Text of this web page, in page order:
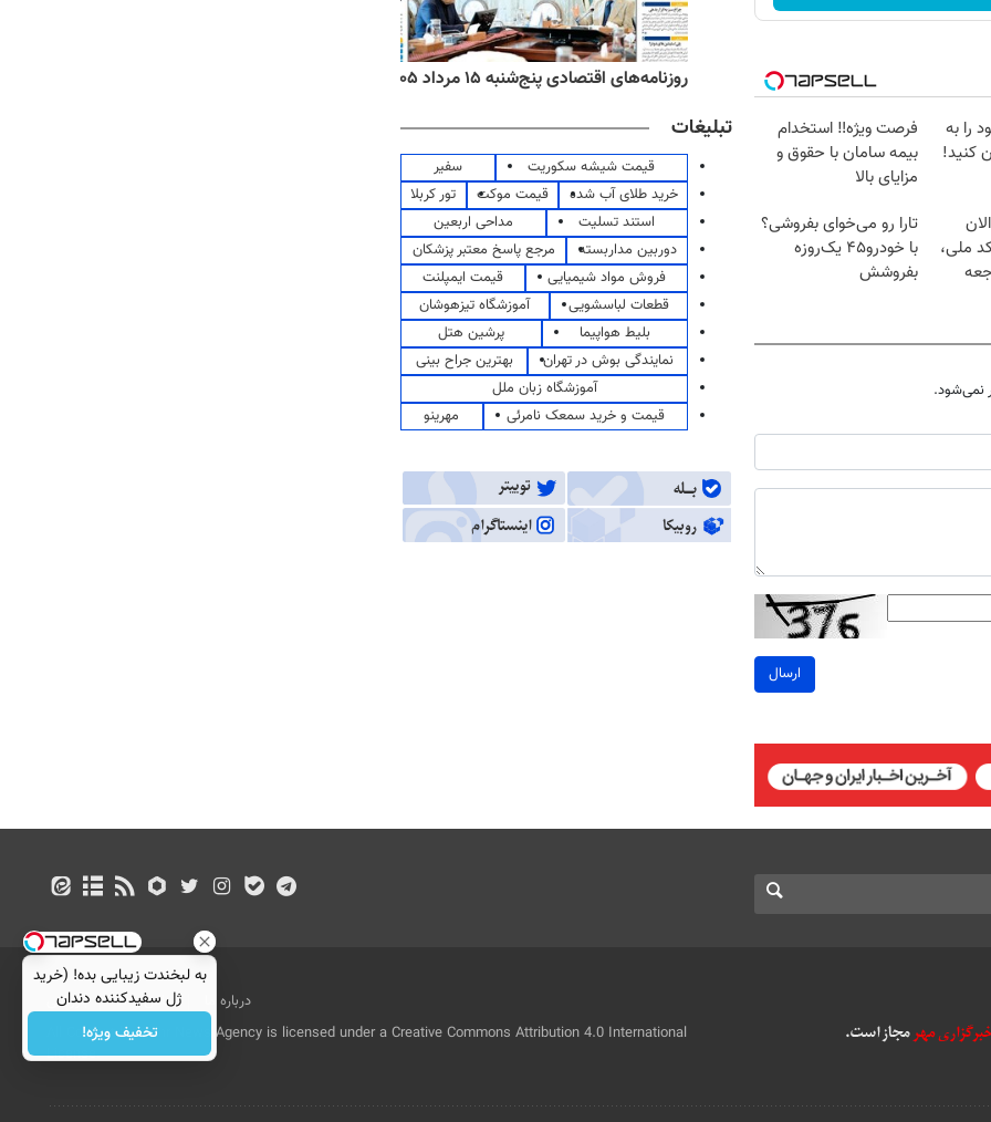
را به
کنید!
فرصت ویژه‼️ استخدام
بیمه سامان با حقوق و
مزایای بالا
ملی،
تارا رو می‌خوای بفروشی؟
با خودرو۴۵ یک‌روزه
بفروشش
نمی‌شود.
ارسال
ورزشی پنج‌شنبه ۱۵ مرداد ۱۴۰۵ روزنامه‌های اقتصادی پنج‌شنبه ۱۵ مرداد ۱۴۰۵
تبلیغات
قیمت شیشه سکوریت
سفیر
خرید طلای آب شده
قیمت موکت
تور کربلا
استند تسلیت
مداحی اربعین
دوربین مداربسته
مرجع پاسخ معتبر پزشکان
فروش مواد شیمیایی
قیمت ایمپلنت
قطعات لباسشویی
آموزشگاه تیزهوشان
بلیط هواپیما
پرشین هتل
نمایندگی بوش در تهران
بهترین جراح بینی
آموزشگاه زبان ملل
قیمت و خرید سمعک نامرئی
مهرینو
درباره ما تماس با ما
بازرگانی
All Content by Mehr News Agency is licensed under a Creative Commons Attribution 4.0 International
License.
به لبخندت زیبایی بده! (خرید
ژل سفیدکننده دندان
با40%تخفیف)تخفیف ویژه!